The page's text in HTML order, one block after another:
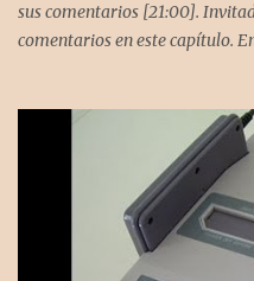
sus comentarios [21:00].
comentarios en este capítulo.
@GoombaVictor y @flagstaad
ustedes. Muchas gracias a
plataformas de podcast y nos
redes. Spotify YouTube.
https://twitter.com/
https://www.instagram.com/